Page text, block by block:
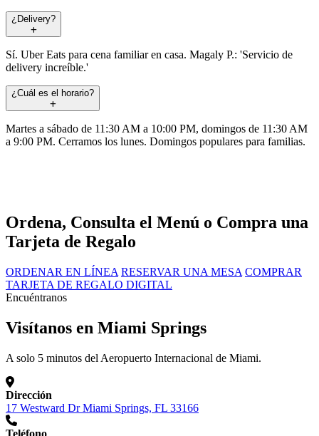
¿Delivery?
Sí. Uber Eats para cena familiar en casa. Magaly P.: 'Servicio de
delivery increíble.'
¿Cuál es el horario?
Martes a sábado de 11:30 AM a 10:00 PM, domingos de 11:30 AM
a 9:00 PM. Cerramos los lunes. Domingos populares para familias.
Ordena, Consulta el Menú o Compra una
Tarjeta de Regalo
ORDENAR EN LÍNEA RESERVAR UNA MESA COMPRAR
TARJETA DE REGALO DIGITAL
Encuéntranos
Visítanos en Miami Springs
A solo 5 minutos del Aeropuerto Internacional de Miami.
Dirección
17 Westward Dr Miami Springs, FL 33166